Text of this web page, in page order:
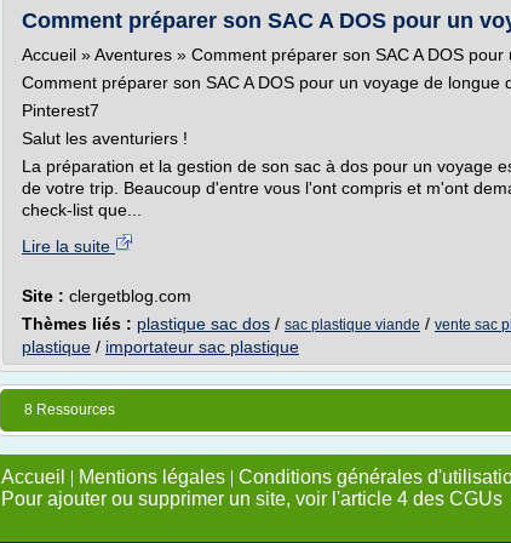
Comment préparer son SAC A DOS pour un
Accueil » Aventures » Comment préparer son SAC A DOS
Comment préparer son SAC A DOS pour un voyage de longue
Pinterest7
Salut les aventuriers !
La préparation et la gestion de son sac à dos pour un voyage
de votre trip. Beaucoup d'entre vous l'ont compris et m'ont
check-list que...
Lire la suite
Site : clergetblog.com
Thèmes liés : plastique sac dos / sac plastique viande / vente sac
plastique / importateur sac plastique
8 Ressources
Accueil | Mentions légales | Conditions générales
Pour ajouter ou supprimer un site, voir l'article 4 des CGUs